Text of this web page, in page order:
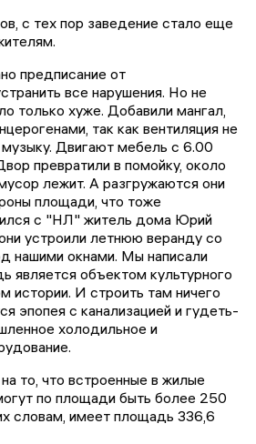
с тех пор заведение стало еще
предписание от
все нарушения. Но не
только хуже. Добавили мангал,
так как вентиляция не
Двигают мебель с 6.00
превратили в помойку, около
лежит. А разгружаются они
площади, что тоже
с "НЛ" житель дома Юрий
устроили летнюю веранду со
нашими окнами. Мы написали
является объектом культурного
истории. И строить там ничего
эпопея с канализацией и гудеть-
холодильное и
то, что встроенные в жилые
по площади быть более 250
словам, имеет площадь 336,6